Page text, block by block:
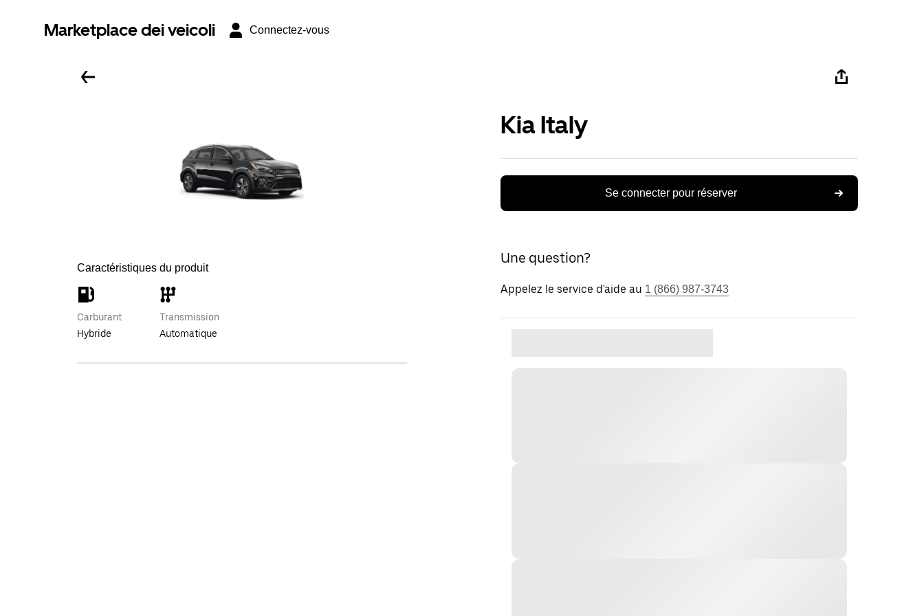
Marketplace dei veicoli Connectez-vous
Caractéristiques du produit
Carburant
Hybride
Transmission
Automatique
Kia Italy
Se connecter pour réserver
Une question?
Appelez le service d'aide au 1 (866) 987-3743